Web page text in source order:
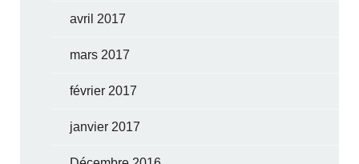
avril 2017
mars 2017
février 2017
janvier 2017